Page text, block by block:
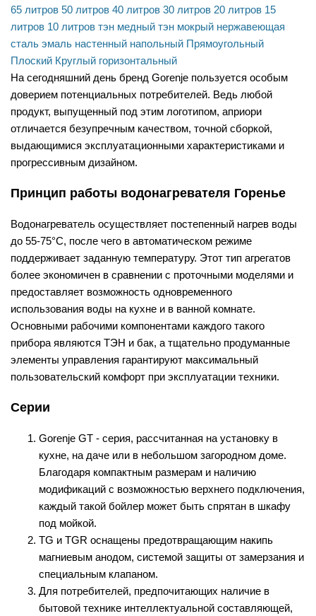
65 литров 50 литров 40 литров 30 литров 20 литров 15
литров 10 литров тэн медный тэн мокрый нержавеющая
сталь эмаль настенный напольный Прямоугольный
Плоский Круглый горизонтальный
На сегодняшний день бренд Gorenje пользуется особым
доверием потенциальных потребителей. Ведь любой
продукт, выпущенный под этим логотипом, априори
отличается безупречным качеством, точной сборкой,
выдающимися эксплуатационными характеристиками и
прогрессивным дизайном.
Принцип работы водонагревателя Горенье
Водонагреватель осуществляет постепенный нагрев воды
до 55-75°С, после чего в автоматическом режиме
поддерживает заданную температуру. Этот тип агрегатов
более экономичен в сравнении с проточными моделями и
предоставляет возможность одновременного
использования воды на кухне и в ванной комнате.
Основными рабочими компонентами каждого такого
прибора являются ТЭН и бак, а тщательно продуманные
элементы управления гарантируют максимальный
пользовательский комфорт при эксплуатации техники.
Серии
Gorenje GT - серия, рассчитанная на установку в
кухне, на даче или в небольшом загородном доме.
Благодаря компактным размерам и наличию
модификаций с возможностью верхнего подключения,
каждый такой бойлер может быть спрятан в шкафу
под мойкой.
TG и TGR оснащены предотвращающим накипь
магниевым анодом, системой защиты от замерзания и
специальным клапаном.
Для потребителей, предпочитающих наличие в
бытовой технике интеллектуальной составляющей,